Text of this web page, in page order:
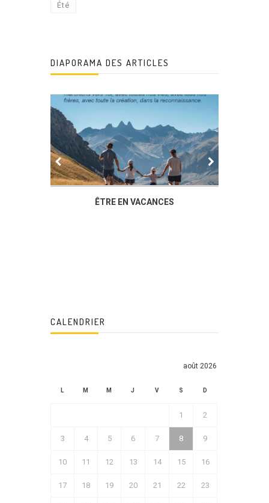
Été
DIAPORAMA DES ARTICLES
ÊTRE EN VACANCES
CALENDRIER
août 2026
L M M J V S D
1 2
3 4 5 6 7 8 9
10 11 12 13 14 15 16
17 18 19 20 21 22 23